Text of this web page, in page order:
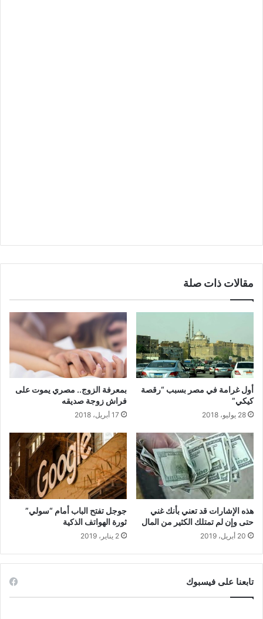
مقالات ذات صلة
أول غرامة في مصر بسبب “رقصة
كيكي”
28 يوليو، 2018
بمعرفة الزوج.. مصري يموت على
فراش زوجة صديقه
17 أبريل، 2018
هذه الإشارات قد تعني بأنك غني
حتى وإن لم تمتلك الكثير من المال
20 أبريل، 2019
جوجل تفتح الباب أمام “سولي”
ثورة الهواتف الذكية
2 يناير، 2019
تابعنا على فيسبوك